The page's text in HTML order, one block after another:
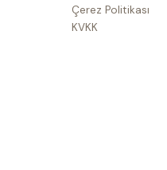
Çerez Politikası
KVKK